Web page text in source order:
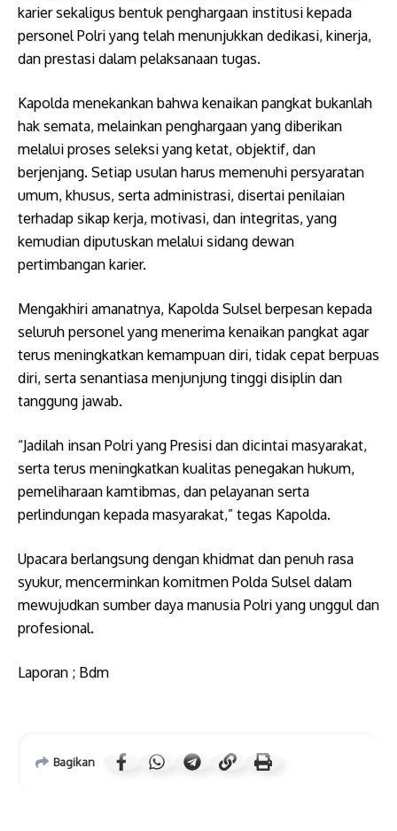
karier sekaligus bentuk penghargaan institusi kepada
personel Polri yang telah menunjukkan dedikasi, kinerja,
dan prestasi dalam pelaksanaan tugas.
Kapolda menekankan bahwa kenaikan pangkat bukanlah
hak semata, melainkan penghargaan yang diberikan
melalui proses seleksi yang ketat, objektif, dan
berjenjang. Setiap usulan harus memenuhi persyaratan
umum, khusus, serta administrasi, disertai penilaian
terhadap sikap kerja, motivasi, dan integritas, yang
kemudian diputuskan melalui sidang dewan
pertimbangan karier.
Mengakhiri amanatnya, Kapolda Sulsel berpesan kepada
seluruh personel yang menerima kenaikan pangkat agar
terus meningkatkan kemampuan diri, tidak cepat berpuas
diri, serta senantiasa menjunjung tinggi disiplin dan
tanggung jawab.
“Jadilah insan Polri yang Presisi dan dicintai masyarakat,
serta terus meningkatkan kualitas penegakan hukum,
pemeliharaan kamtibmas, dan pelayanan serta
perlindungan kepada masyarakat,” tegas Kapolda.
Upacara berlangsung dengan khidmat dan penuh rasa
syukur, mencerminkan komitmen Polda Sulsel dalam
mewujudkan sumber daya manusia Polri yang unggul dan
profesional.
Laporan ; Bdm
Bagikan